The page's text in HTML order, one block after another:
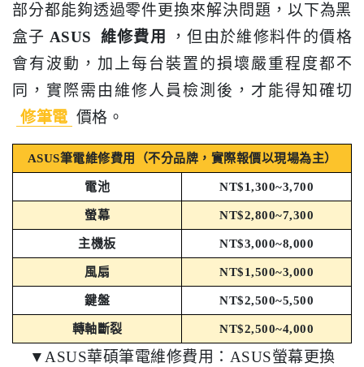
部分都能夠透過零件更換來解決問題，以下為黑
盒子 ASUS 維修費用
，但由於維修料件的價格
會有波動，加上每台裝置的損壞嚴重程度都不
同，實際需由維修人員檢測後，才能得知確切
修筆電 價格。
ASUS筆電維修費用（不分品牌，實際報價以現場為主）
電池 NT$1,300~3,700
螢幕 NT$2,800~7,300
主機板 NT$3,000~8,000
風扇 NT$1,500~3,000
鍵盤 NT$2,500~5,500
轉軸斷裂 NT$2,500~4,000
▼ASUS華碩筆電維修費用：ASUS螢幕更換